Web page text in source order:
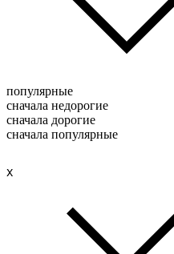
популярные
сначала недорогие
сначала дорогие
сначала популярные
x